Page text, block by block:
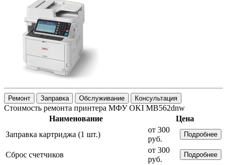
Ремонт Заправка Обслуживание Консультация
Стоимость ремонта принтера МФУ OKI MB562dnw
Наименование
Цена
Заправка картриджа (1 шт.)
от 300
руб.
Подробнее
Сброс счетчиков
от 300
руб.
Подробнее